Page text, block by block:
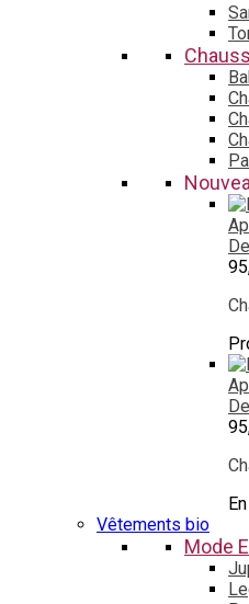
Vêtements bio
Mode